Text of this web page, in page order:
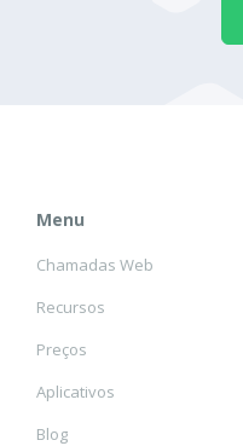
Menu
Chamadas Web
Recursos
Preços
Aplicativos
Blog